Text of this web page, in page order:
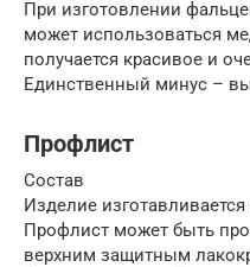
При изготовлении
может использоваться
получается красивое и
Единственный минус –
Профлист
Состав
Изделие
Профлист может быть
верхним защитным